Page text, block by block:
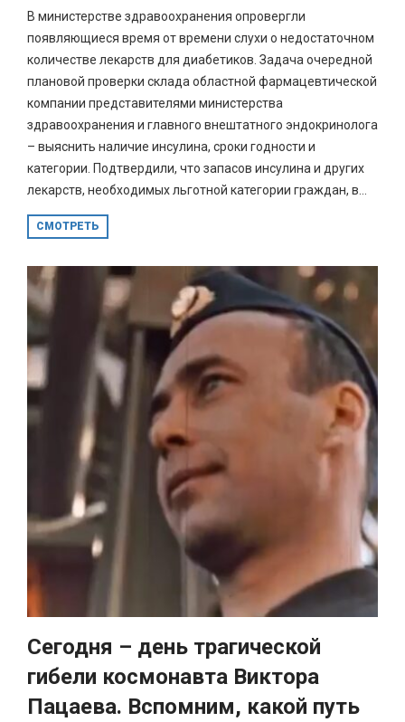
В министерстве здравоохранения опровергли
появляющиеся время от времени слухи о недостаточном
количестве лекарств для диабетиков. Задача очередной
плановой проверки склада областной фармацевтической
компании представителями министерства
здравоохранения и главного внештатного эндокринолога
– выяснить наличие инсулина, сроки годности и
категории. Подтвердили, что запасов инсулина и других
лекарств, необходимых льготной категории граждан, в...
СМОТРЕТЬ
Сегодня – день трагической
гибели космонавта Виктора
Пацаева. Вспомним, какой путь